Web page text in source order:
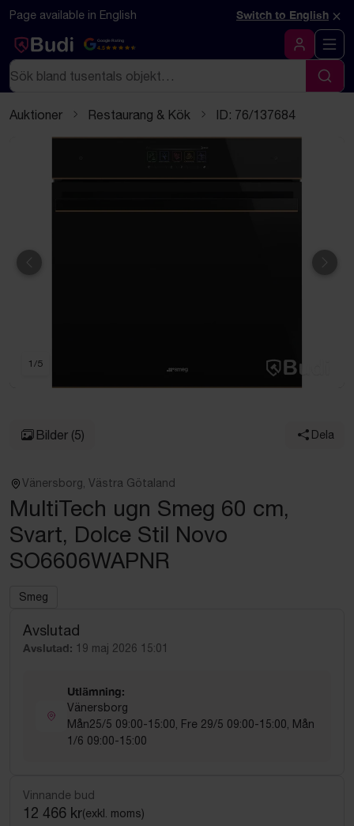
Hoppa till innehåll
Textbaserad (markdown) version av denna sida
Page available in English Switch to English ×
Google Rating
4.5
Logga in
Sök
Sök
Auktioner Restaurang & Kök ID: 76/137684
Föregående
1 /5
Bilder (5) Dela
Vänersborg, Västra Götaland
MultiTech ugn Smeg 60 cm,
Svart, Dolce Stil Novo
SO6606WAPNR
Smeg
Avslutad
Avslutad: 19 maj 2026 15:01
Utlämning:
Vänersborg
Mån25/5 09:00-15:00, Fre 29/5 09:00-15:00, Mån
1/6 09:00-15:00
Vinnande bud
12 466 kr(exkl. moms)